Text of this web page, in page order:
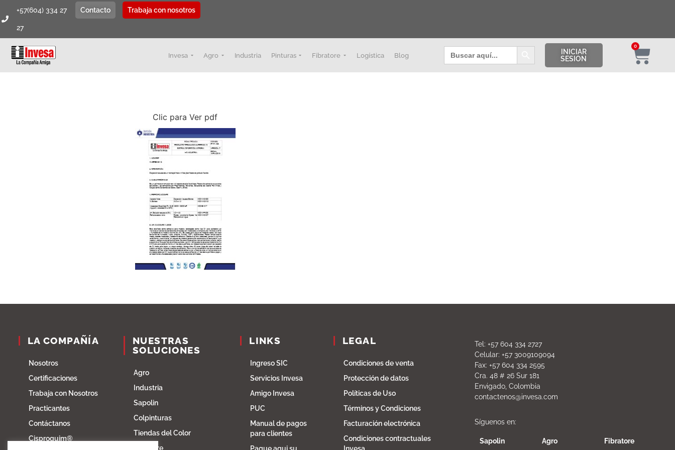
+57(604) 334 27
27
Contacto Trabaja con nosotros
Invesa Agro Industria Pinturas Fibratore Logística Blog
Buscar: Botón de búsqueda
INICIAR
SESION
0
Clic para Ver pdf
LA COMPAÑÍA
Nosotros
Certificaciones
Trabaja con Nosotros
Practicantes
Contáctanos
Cisproquim®
NUESTRAS
SOLUCIONES
Agro
Industria
Sapolin
Colpinturas
Tiendas del Color
Fibratore
LINKS
Ingreso SIC
Servicios Invesa
Amigo Invesa
PUC
Manual de pagos
para clientes
LEGAL
Condiciones de venta
Protección de datos
Políticas de Uso
Términos y Condiciones
Facturación electrónica
Condiciones contractuales
Tel: +57 604 334 2727
Celular: +57 3009109094
Fax: +57 604 334 2595
Cra. 48 # 26 Sur 181
Envigado, Colombia
contactenos@invesa.com
Síguenos en:
Sapolin Agro Fibratore